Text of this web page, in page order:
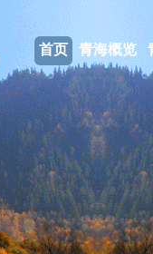
首页 青海概览